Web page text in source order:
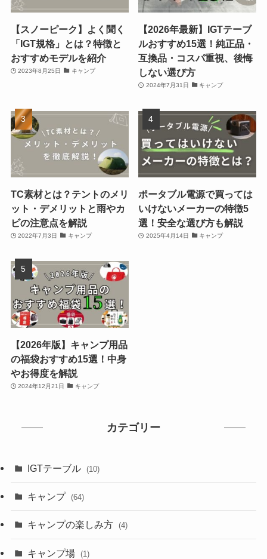
【スノーピーク】よく聞く
「IGT規格」とは？特徴と
おすすめモデルを紹介
2023年8月25日 キャンプ
【2026年最新】IGTテーブ
ルおすすめ15選！純正品・
互換品・コスパ重視、後悔
しない選び方
2024年7月31日 キャンプ
TC素材とは？テントのメリ
ット・デメリットと雨やカ
ビの注意点を解説
2022年7月3日 キャンプ
ポータブル電源で買っては
いけないメーカーの特徴5
選！安全な選び方も解説
2025年4月14日 キャンプ
【2026年版】キャンプ用品
の福袋おすすめ15選！中身
やお得度を解説
2024年12月21日 キャンプ
カテゴリー
IGTテーブル (10)
キャンプ (64)
キャンプの楽しみ方 (4)
キャンプ場 (1)